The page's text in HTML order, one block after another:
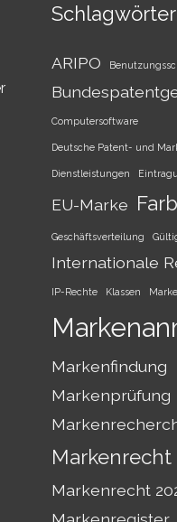
Schlagwörter
ARIPO
Computersoftware
Deutsche Patent- und
Dienstleistungen
EU-Marke
Geschäftsverteilung
Internationale
IP-Rechte Klassen
Markenfindung
Markenprüfung
Markenrecht
Markenrecht